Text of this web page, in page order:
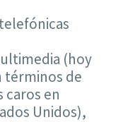
(hoy
términos de
caros en
Unidos),